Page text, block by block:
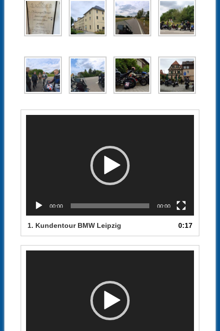
00:00 00:00
1. Kundentour BMW Leipzig 0:17